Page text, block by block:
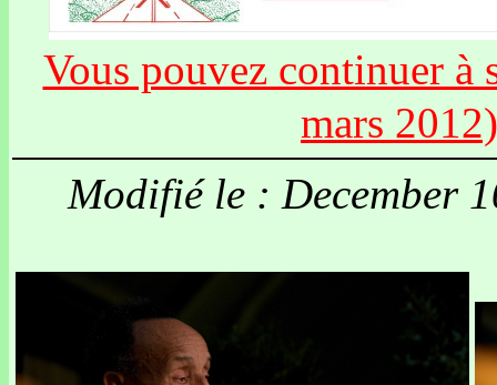
Vous pouvez continuer
mars 2012)
Modifié le : December